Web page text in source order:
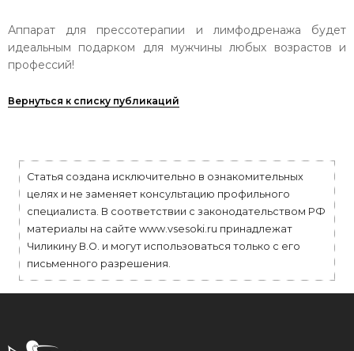
Аппарат для прессотерапии и лимфодренажа будет
идеальным подарком для мужчины любых возрастов и
профессий!
Вернуться к списку публикаций
Статья создана исключительно в ознакомительных
целях и не заменяет консультацию профильного
специалиста. В соответствии с законодательством РФ
материалы на сайте www.vsesoki.ru принадлежат
Чиликину В.О. и могут использоваться только с его
письменного разрешения.